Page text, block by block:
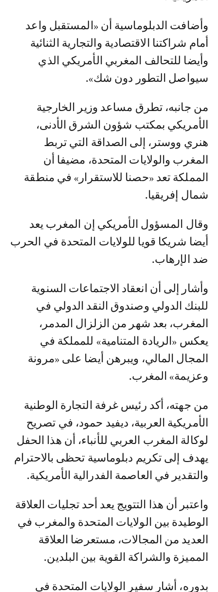
وأضافت الدبلوماسية أن «المستقبل واعد
أمام شراكتنا الاقتصادية والتجارية الثنائية
وأيضا للتحالف المغربي الأمريكي الذي
سيواصل التطور دون شك».
من جانبه، تطرق مساعد وزير الخارجية
الأمريكي بمكتب شؤون الشرق الأدنى،
هنري ووستر، إلى الصداقة التي تربط
المغرب والولايات المتحدة، مضيفا أن
المملكة تعد «حصنا للاستقرار» في منطقة
شمال إفريقيا.
وقال المسؤول الأمريكي إن المغرب يعد
أيضا شريكا قويا للولايات المتحدة في الحرب
ضد الإرهاب.
وأشار إلى أن انعقاد الاجتماعات السنوية
للبنك الدولي وصندوق النقد الدولي في
المغرب، بعد شهر من الزلزال المدمر،
يعكس «الريادة المتنامية» للمملكة في
المجال المالي، ويبرهن أيضا على «مرونة
وعزيمة» المغرب.
من جهته، أكد رئيس غرفة التجارة الوطنية
الأمريكية العربية، ديفيد حمود، في تصريح
لوكالة المغرب العربي للأنباء، أن هذا الحفل
يهدف إلى تكريم دبلوماسية تحظى بالاحترام
والتقدير في العاصمة الفدرالية الأمريكية.
واعتبر أن هذا التتويج يعد أحد تجليات العلاقة
الوطيدة بين الولايات المتحدة والمغرب في
العديد من المجالات، مستعرضا العلاقة
المميزة والشراكة القوية بين البلدين.
بدوره، أشار سفير الولايات المتحدة في